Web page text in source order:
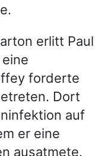
erlitt Paul
forderte
Dort
auf
er eine
ausatmete.